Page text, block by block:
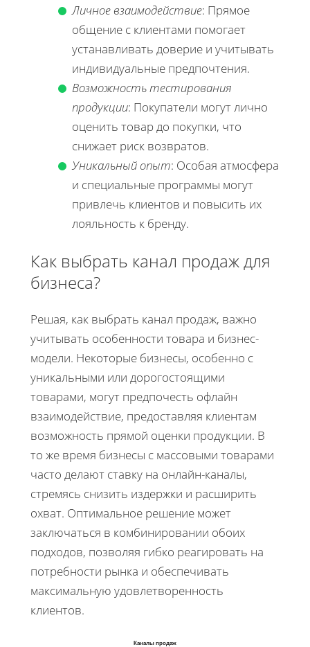
Личное взаимодействие: Прямое
общение с клиентами помогает
устанавливать доверие и учитывать
индивидуальные предпочтения.
Возможность тестирования
продукции: Покупатели могут лично
оценить товар до покупки, что
снижает риск возвратов.
Уникальный опыт: Особая атмосфера
и специальные программы могут
привлечь клиентов и повысить их
лояльность к бренду.
Как выбрать канал продаж для
бизнеса?
Решая, как выбрать канал продаж, важно
учитывать особенности товара и бизнес-
модели. Некоторые бизнесы, особенно с
уникальными или дорогостоящими
товарами, могут предпочесть офлайн
взаимодействие, предоставляя клиентам
возможность прямой оценки продукции. В
то же время бизнесы с массовыми товарами
часто делают ставку на онлайн-каналы,
стремясь снизить издержки и расширить
охват. Оптимальное решение может
заключаться в комбинировании обоих
подходов, позволяя гибко реагировать на
потребности рынка и обеспечивать
максимальную удовлетворенность
клиентов.
Каналы продаж